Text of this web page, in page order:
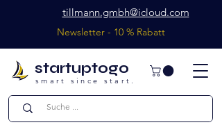
startuptogo
smart since start.
tillmann.gmbh@icloud.com
Newsletter - 10 % Rabatt